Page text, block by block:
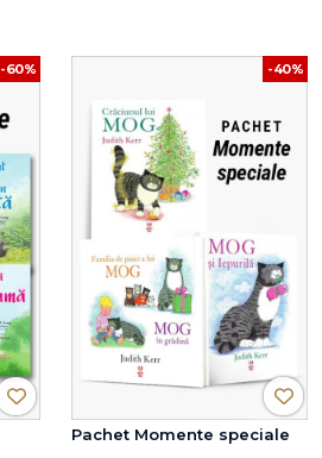
-60% -40%
Pachet Momente speciale